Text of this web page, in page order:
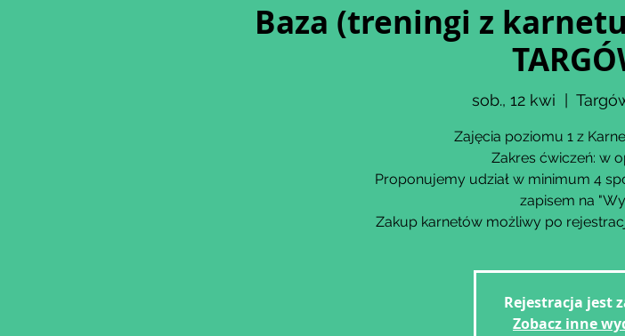
Baza (treningi z
sob., 12 kwi
Zajęcia poziomu 1 z
Zakres ćwiczeń: w
Proponujemy udział w minimum 4
zapisem na
Zakup karnetów możliwy po
Rejestracja jest
Zobacz inne